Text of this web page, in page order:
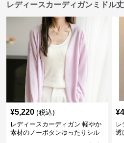
レディースカーディガンミドル
¥5,220 (税込)
レディースカーディガン 軽やか
素材のノーボタンゆったりシル
¥
透